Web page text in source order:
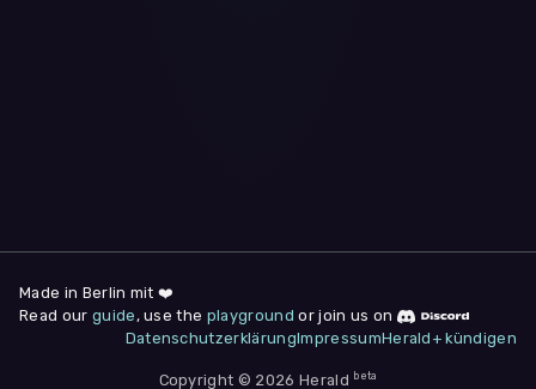
deine Zustimmung jederzeit unter "
am Seitenende widerrufen.
Nur notwendige
Made in Berlin mit ❤️
Read our guide , use the playground or join us on
DatenschutzerklärungImpressumHerald+ kündigen
Copyright © 2026 Herald beta